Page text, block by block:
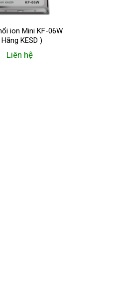
ion Mini KF-06W
KESD )
Liên hệ